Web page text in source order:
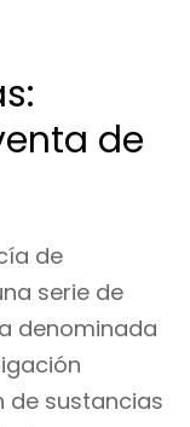
de
de
serie de
denominada
de sustancias